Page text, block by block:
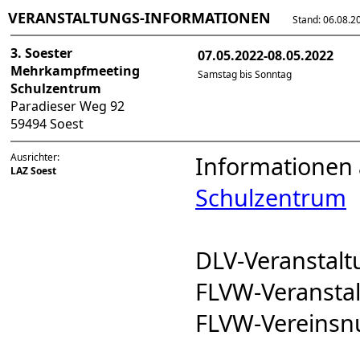
VERANSTALTUNGS-INFORMATIONEN Stand:
3. Soester
Mehrkampfmeeting
Schulzentrum
Paradieser Weg 92
59494 Soest
07.05.2022-08.05.2022
Samstag bis Sonntag
Ausrichter:
LAZ Soest
Informationen
Schulzentrum
DLV-
FLVW-
FLVW-